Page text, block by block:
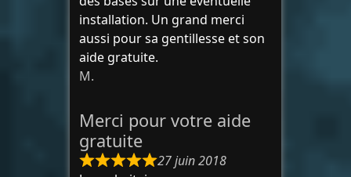
installation. Un grand merci
aussi pour sa gentillesse et son
aide gratuite.
M.
Merci pour votre aide
gratuite
27 juin 2018